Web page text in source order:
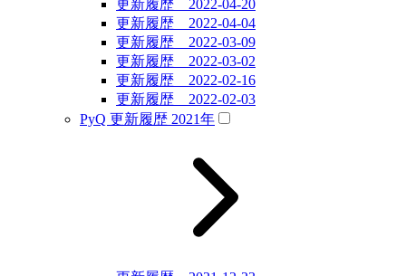
更新履歴 2022-04-20
更新履歴 2022-04-04
更新履歴 2022-03-09
更新履歴 2022-03-02
更新履歴 2022-02-16
更新履歴 2022-02-03
PyQ 更新履歴 2021年